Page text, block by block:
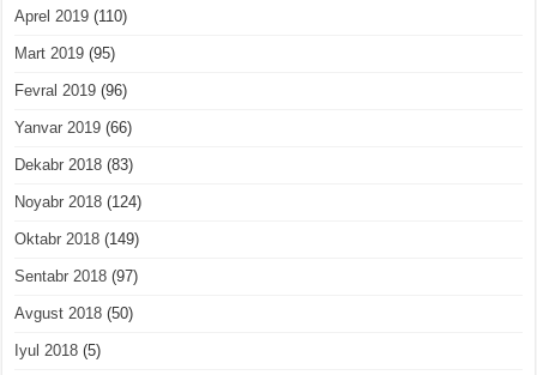
Aprel 2019 (110)
Mart 2019 (95)
Fevral 2019 (96)
Yanvar 2019 (66)
Dekabr 2018 (83)
Noyabr 2018 (124)
Oktabr 2018 (149)
Sentabr 2018 (97)
Avgust 2018 (50)
Iyul 2018 (5)